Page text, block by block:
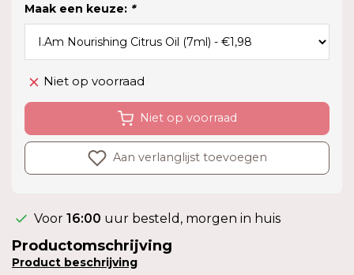
Maak een keuze: *
Niet op voorraad
Niet op voorraad
Aan verlanglijst toevoegen
Voor 16:00 uur besteld, morgen in huis
Productomschrijving
Product beschrijving